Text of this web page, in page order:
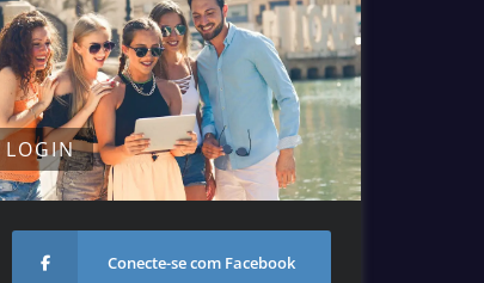
LOGIN
Conecte-se com Facebook